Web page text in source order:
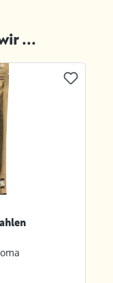
...
von 4.9 von 5 Sternen